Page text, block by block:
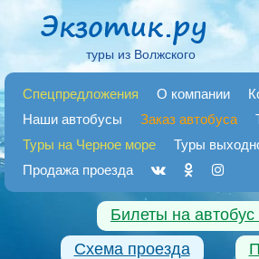
туры из Волжского
Спецпредложения О компании
Наши автобусы
Заказ автобуса
Туры на Черное море
Туры
Продажа проезда
Билеты на автобус
Схема проезда